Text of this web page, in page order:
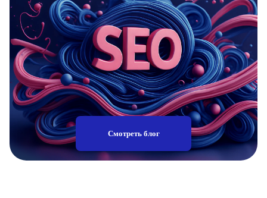
Смотреть блог